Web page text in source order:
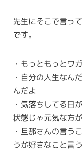
先生にそこで言っ
です。
・もっともっとワ
・自分の人生なん
んだよ
・気落ちしてる日
状態じゃ元気な方
・旦那さんの言う
うが好きなこと言